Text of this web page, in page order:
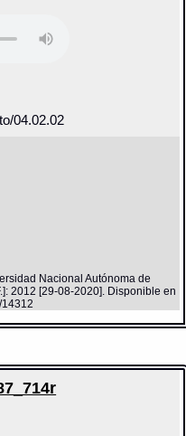
04.02.02
Nacional Autónoma de
2012 [29-08-2020]. Disponible en